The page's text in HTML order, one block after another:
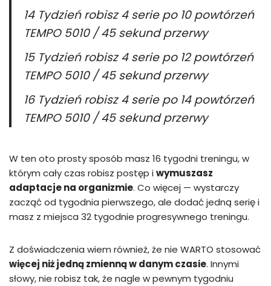
14 Tydzień robisz 4 serie po 10 powtórzeń
TEMPO 5010 / 45 sekund przerwy
15 Tydzień robisz 4 serie po 12 powtórzeń
TEMPO 5010 / 45 sekund przerwy
16 Tydzień robisz 4 serie po 14 powtórzeń
TEMPO 5010 / 45 sekund przerwy
W ten oto prosty sposób masz 16 tygodni treningu, w
którym cały czas robisz postęp iwymuszasz
adaptacje na organizmie. Co więcej — wystarczy
zacząć od tygodnia pierwszego, ale dodać jedną serię i
masz z miejsca 32 tygodnie progresywnego treningu.
Z doświadczenia wiem również, że nie WARTO stosować
więcej niż jedną zmienną w danym czasie. Innymi
słowy, nie robisz tak, że nagle w pewnym tygodniu